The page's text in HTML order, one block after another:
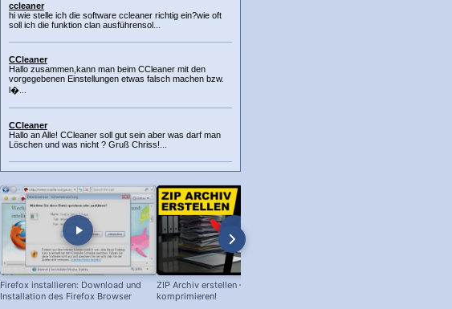
ccleaner
hi wie stelle ich die software ccleaner richtig ein?wie oft
soll ich die funktion clan ausführensol...
CCleaner
Hallo zusammen,kann man beim CCleaner mit den
vorgegebenen Einstellungen etwas falsch machen bzw.
l�...
CCleaner
Hallo an Alle! CCleaner soll gut sein aber was darf man
Löschen und was nicht ? Gruß Chriss!...
Firefox installieren: Download und
Installation des Firefox Browser
ZIP Archiv erstellen – Daten
komprimieren!